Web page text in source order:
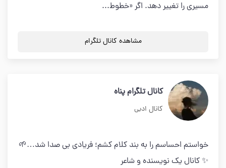
مسیری را تغییر دهد. اگر «خطوط...
مشاهده کانال تلگرام
کانال تلگرام پناه
کانال ادبی
خواستم احساسم را به بند کلام کشم؛ فریادی بی صدا شد…🌱
✨️ کانال یک نویسنده و شاعر